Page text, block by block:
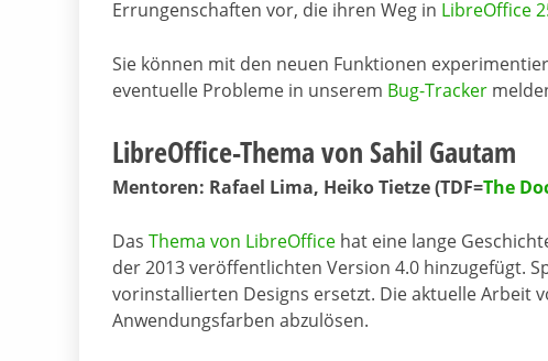
Errungenschaften vor, die ihren Weg in LibreOffice
Sie können mit den neuen Funktionen
eventuelle Probleme in unserem Bug-Tracker
LibreOffice-Thema von Sahil Gautam
Mentoren: Rafael Lima, Heiko Tietze (TDF=The
Das Thema von LibreOffice hat eine lange
der 2013 veröffentlichten Version 4.0 hinzugefügt.
vorinstallierten Designs ersetzt. Die aktuelle Arbeit
Anwendungsfarben abzulösen.